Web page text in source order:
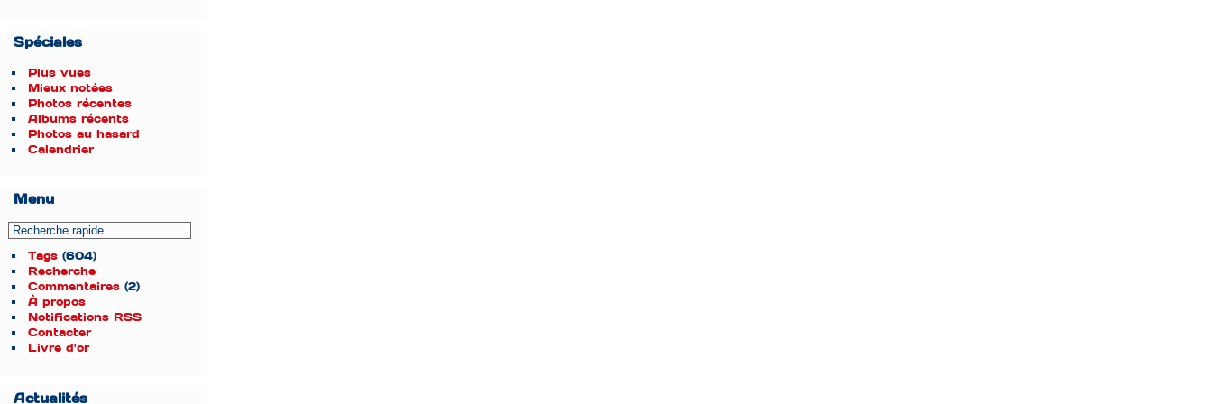
Spéciales
Plus vues
Mieux notées
Photos récentes
Albums récents
Photos au hasard
Calendrier
Menu
Tags (604)
Recherche
Commentaires (2)
À propos
Notifications RSS
Contacter
Livre d'or
Actualités